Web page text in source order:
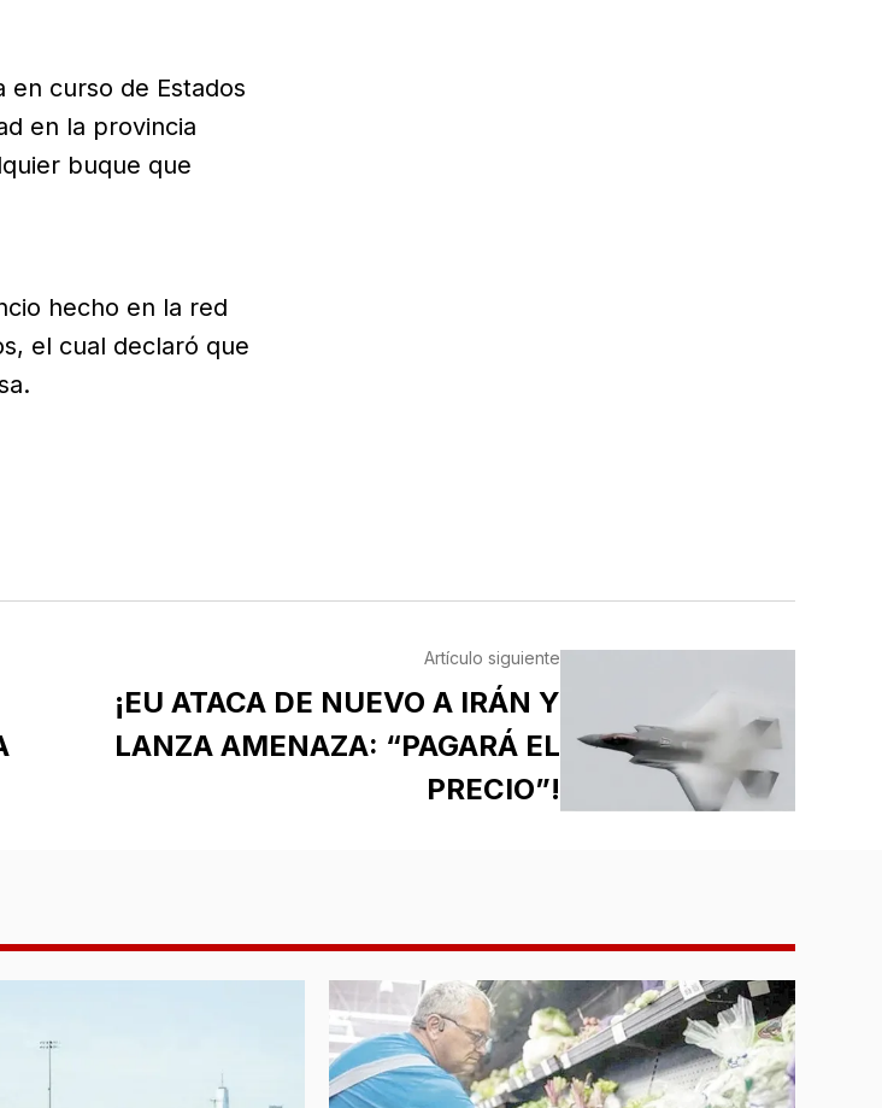
en curso de Estados
en la provincia
buque que
hecho en la red
el cual declaró que
Artículo siguiente
¡EU ATACA DE NUEVO A IRÁN Y
LANZA AMENAZA: “PAGARÁ EL
PRECIO”!